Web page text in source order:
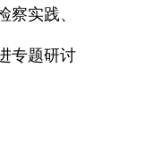
实践、
专题研讨